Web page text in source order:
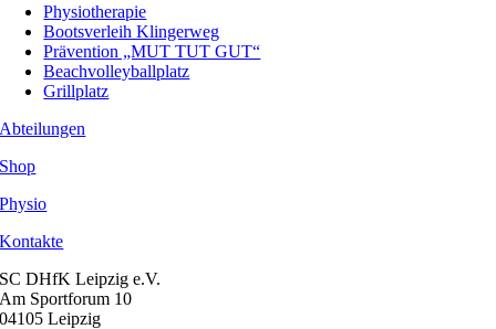
Physiotherapie
Bootsverleih Klingerweg
Prävention „MUT TUT GUT“
Beachvolleyballplatz
Grillplatz
Abteilungen
Shop
Physio
Kontakte
SC DHfK Leipzig e.V.
Am Sportforum 10
04105 Leipzig